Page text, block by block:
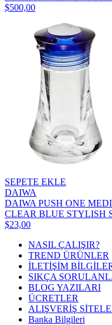
$500,00
SEPETE EKLE
DAIWA
DAIWA PUSH ONE
CLEAR BLUE STYLISH
$23,00
NASIL ÇALIŞIR?
TREND ÜRÜNLER
İLETİŞİM
SIKÇA
BLOG YAZILARI
ÜCRETLER
ALIŞVERİŞ
Banka Bilgileri